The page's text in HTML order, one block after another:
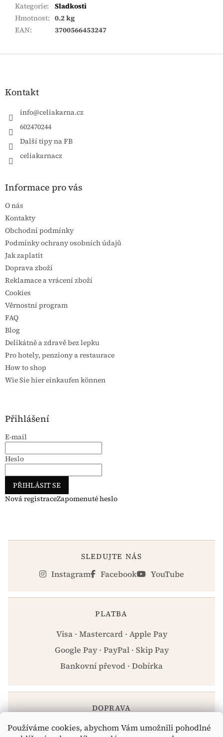
Používáme cookies, abychom Vám umožnili pohodlné
Kategorie:
Sladkosti
Hmotnost: 0.2 kg
EAN: 3700566453247
Zápatí
Kontakt
info@celiakarna.cz
602470244
Další tipy na FB
celiakarnacz
Informace pro vás
O nás
Kontakty
Obchodní podmínky
Podmínky ochrany osobních údajů
Jak zaplatit
Doprava zboží
Reklamace a vrácení zboží
Cookies
Věrnostní program
FAQ
Blog
Delikátně a zdravě bez lepku
Pro hotely, penziony a restaurace
How to shop
Wie Sie hier einkaufen können
Přihlášení
E-mail
Heslo
PŘIHLÁSIT SE
Nová registraceZapomenuté heslo
SLEDUJTE NÁS
Instagram Facebook YouTube
PLATBA
Visa · Mastercard · Apple Pay
Google Pay · PayPal · Skip Pay
Bankovní převod · Dobírka
DOPRAVA
Zásilkovna · PPL · Osobní odběr Praha